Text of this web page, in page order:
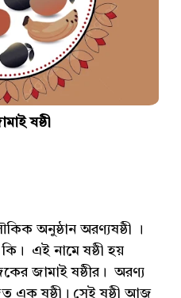
ষষ্ঠী
অনুষ্ঠান অরণ্যষষ্ঠী ।
এই নামে ষষ্ঠী হয়
জামাই ষষ্ঠীর। অরণ্য
এক ষষ্ঠী। সেই ষষ্ঠী আজ